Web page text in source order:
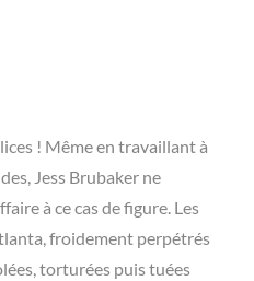
! Même en travaillant à
Jess Brubaker ne
à ce cas de figure. Les
froidement perpétrés
torturées puis tuées